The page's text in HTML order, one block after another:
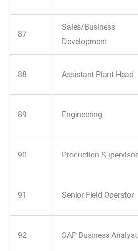
87
Sales/Business
Development
88 Assistant Plant Head
89 Engineering
90 Production Supervisor
91 Senior Field Operator
92 SAP Business Analyst